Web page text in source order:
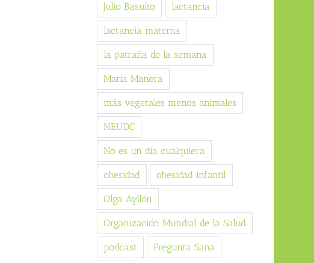
Julio Basulto lactancia
lactancia materna
la patraña de la semana
Maria Manera
más vegetales menos animales
NEUDC
No es un día cualquiera
obesidad obesidad infantil
Olga Ayllón
Organización Mundial de la Salud
podcast Pregunta Sana